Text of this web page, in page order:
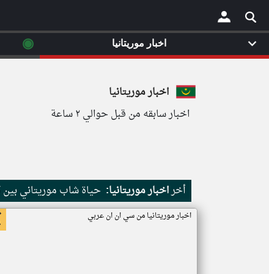
×
اخبار موريتانيا
اخبار سابقه من قبل حوالي ٢ ساعة
أخراخبار موريتانيا: حياة شاب موريتاني بين
اخبار موريتانيا من سي ان ان عربي
اخبار موريتانيا ◉